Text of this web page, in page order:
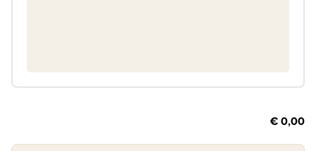
€ 0,00